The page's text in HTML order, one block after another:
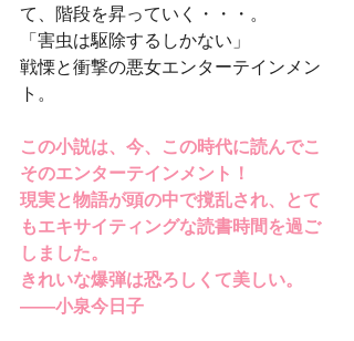
て、階段を昇っていく・・・。
「害虫は駆除するしかない」
戦慄と衝撃の悪女エンターテインメン
ト。
この小説は、今、この時代に読んでこ
そのエンターテインメント！
現実と物語が頭の中で撹乱され、とて
もエキサイティングな読書時間を過ご
しました。
きれいな爆弾は恐ろしくて美しい。
――小泉今日子